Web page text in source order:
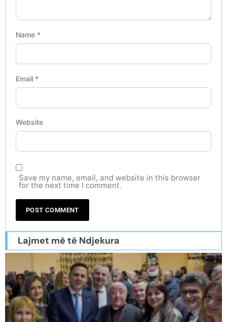
Name *
Email *
Website
Save my name, email, and website in this browser
for the next time I comment.
Lajmet më të Ndjekura